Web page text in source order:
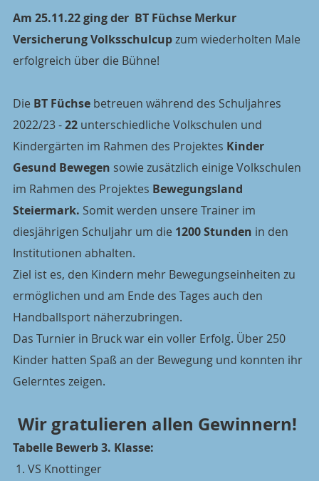
Am 25.11.22 ging der  BT Füchse Merkur
Versicherung Volksschulcup zum wiederholten Male
erfolgreich über die Bühne!
Die BT Füchse betreuen während des Schuljahres
2022/23 - 22 unterschiedliche Volkschulen und
Kindergärten im Rahmen des Projektes Kinder
Gesund Bewegen sowie zusätzlich einige Volkschulen
im Rahmen des Projektes Bewegungsland
Steiermark. Somit werden unsere Trainer im
diesjährigen Schuljahr um die 1200 Stunden in den
Institutionen abhalten.
Ziel ist es, den Kindern mehr Bewegungseinheiten zu
ermöglichen und am Ende des Tages auch den
Handballsport näherzubringen.
Das Turnier in Bruck war ein voller Erfolg. Über 250
Kinder hatten Spaß an der Bewegung und konnten ihr
Gelerntes zeigen.
Wir gratulieren allen Gewinnern!
Tabelle Bewerb 3. Klasse:
1. VS Knottinger